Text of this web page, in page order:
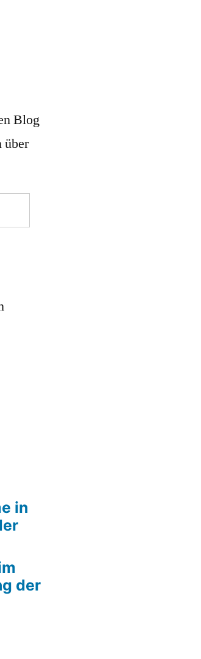
Blog
über
in
der